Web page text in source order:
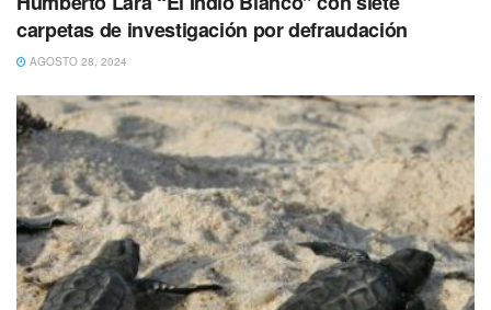
carpetas de investigación por defraudación
AGOSTO 28, 2024